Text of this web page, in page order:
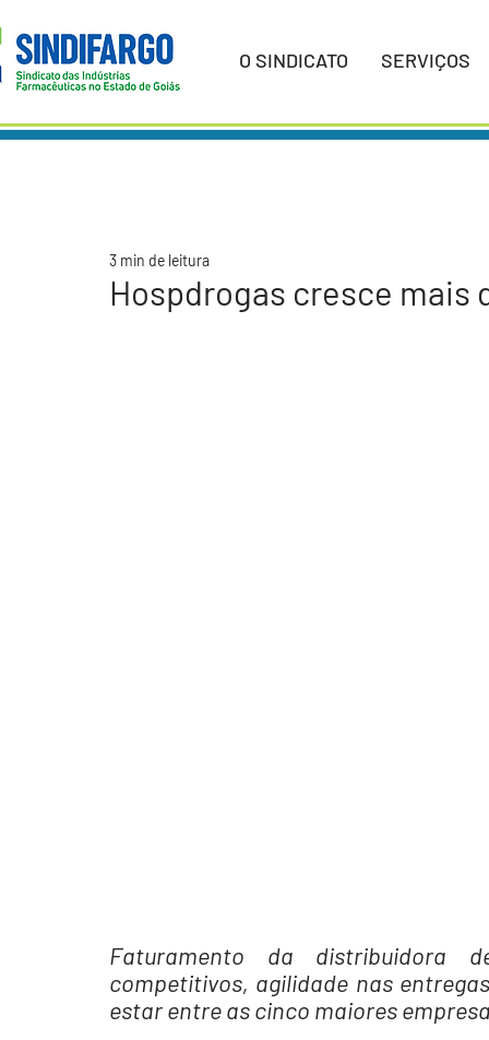
O SINDICATO SERVIÇOS
Hospdrogas cresce mais
3 min de leitura
Faturamento da distribuidora
competitivos, agilidade nas
estar entre as cinco maiores